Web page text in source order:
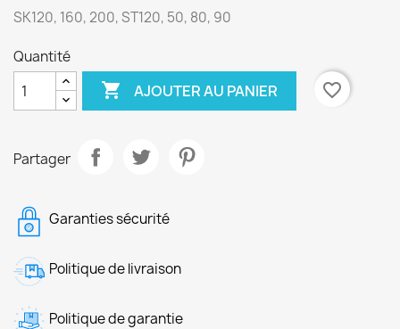
SK120, 160, 200, ST120, 50, 80, 90
Quantité
 AJOUTER AU PANIER favorite_border
Partager
Garanties sécurité
Politique de livraison
Politique de garantie